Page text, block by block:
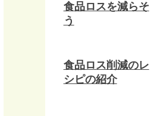
食品ロスを減らそ
う
食品ロス削減のレ
シピの紹介